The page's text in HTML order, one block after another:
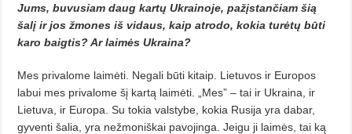
Jums, buvusiam daug kartų Ukrainoje, pažįstančiam šią
šalį ir jos žmones iš vidaus, kaip atrodo, kokia turėtų būti
karo baigtis? Ar laimės Ukraina?
Mes privalome laimėti. Negali būti kitaip. Lietuvos ir Europos
labui mes privalome šį kartą laimėti. „Mes” – tai ir Ukraina, ir
Lietuva, ir Europa. Su tokia valstybe, kokia Rusija yra dabar,
gyventi šalia, yra nežmoniškai pavojinga. Jeigu ji laimės, tai ką